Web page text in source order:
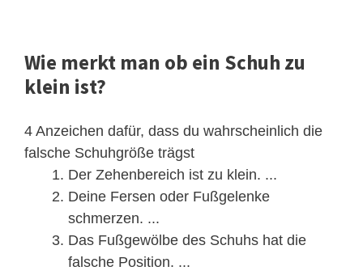
Wie merkt man ob ein Schuh zu
klein ist?
4 Anzeichen dafür, dass du wahrscheinlich die
falsche Schuhgröße trägst
Der Zehenbereich ist zu klein. ...
Deine Fersen oder Fußgelenke
schmerzen. ...
Das Fußgewölbe des Schuhs hat die
falsche Position. ...